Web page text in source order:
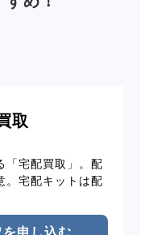
取
「宅配買取」。配
。宅配キットは配
申し込む